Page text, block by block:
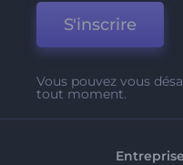
S'inscrire
Vous pouvez vous
tout moment.
Entreprise